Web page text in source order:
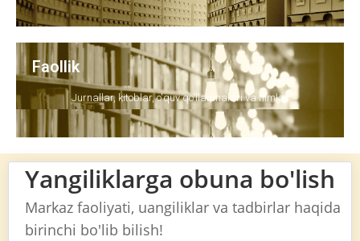
Faollik
Jurnallar, kitoblar, o'quv qo'llanmalari va filmlar
Yangiliklarga obuna bo'lish
Markaz faoliyati, uangiliklar va tadbirlar haqida
birinchi bo'lib bilish!